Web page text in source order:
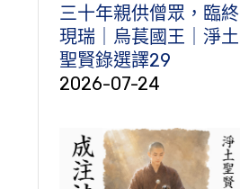
三十年親供僧眾，臨終
現瑞｜烏萇國王｜淨土
聖賢錄選譯29
2026-07-24